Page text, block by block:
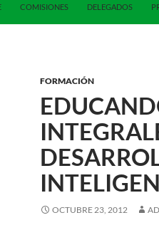
COMISIONES DELEGADOS
FORMACIÓN
OCTUBRE 23, 2012